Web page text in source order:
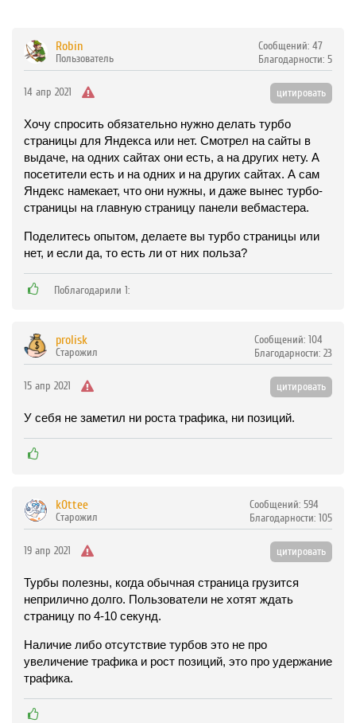
Robin
Пользователь
Сообщений: 47
Благодарности: 5
14 апр 2021 цитировать
Хочу спросить обязательно нужно делать турбо
страницы для Яндекса или нет. Смотрел на сайты в
выдаче, на одних сайтах они есть, а на других нету. А
посетители есть и на одних и на других сайтах. А сам
Яндекс намекает, что они нужны, и даже вынес турбо-
страницы на главную страницу панели вебмастера.
Поделитесь опытом, делаете вы турбо страницы или
нет, и если да, то есть ли от них польза?
Поблагодарили 1:
prolisk
Старожил
Сообщений: 104
Благодарности: 23
15 апр 2021 цитировать
У себя не заметил ни роста трафика, ни позиций.
k0ttee
Старожил
Сообщений: 594
Благодарности: 105
19 апр 2021 цитировать
Турбы полезны, когда обычная страница грузится
неприлично долго. Пользователи не хотят ждать
страницу по 4-10 секунд.
Наличие либо отсутствие турбов это не про
увеличение трафика и рост позиций, это про удержание
трафика.